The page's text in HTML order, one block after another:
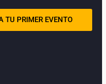
TU PRIMER EVENTO